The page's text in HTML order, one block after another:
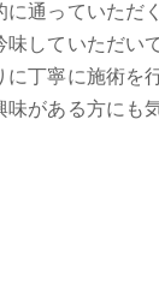
に通っていただ
していただい
に丁寧に施術を
がある方にも